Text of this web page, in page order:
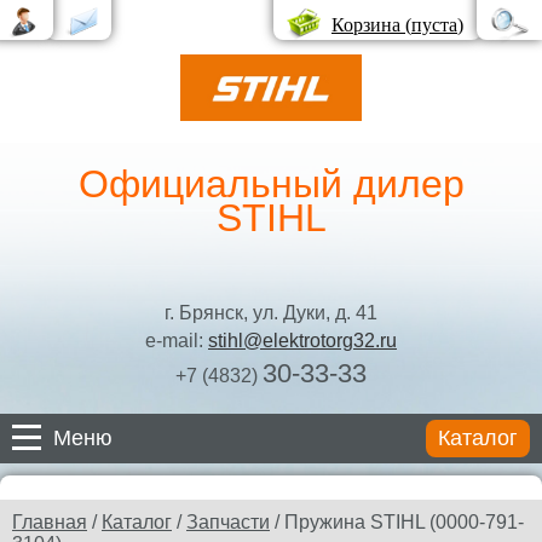
Корзина (пуста)
Официальный дилер
STIHL
г. Брянск, ул. Дуки, д. 41
e-mail: stihl@elektrotorg32.ru
+7 (4832) 30-33-33
Меню Каталог
Каталог
Главная / Каталог / Запчасти / Пружина STIHL (0000-791-